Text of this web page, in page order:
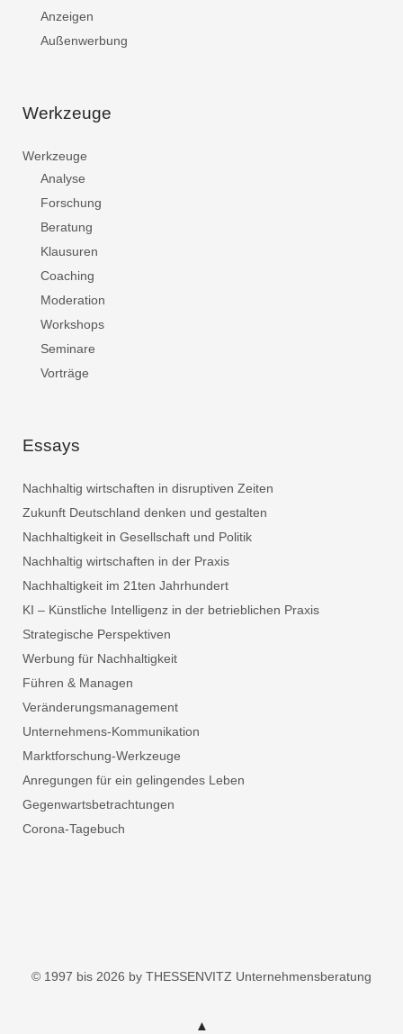
Anzeigen
Außenwerbung
Werkzeuge
Werkzeuge
Analyse
Forschung
Beratung
Klausuren
Coaching
Moderation
Workshops
Seminare
Vorträge
Essays
Nachhaltig wirtschaften in disruptiven Zeiten
Zukunft Deutschland denken und gestalten
Nachhaltigkeit in Gesellschaft und Politik
Nachhaltig wirtschaften in der Praxis
Nachhaltigkeit im 21ten Jahrhundert
KI – Künstliche Intelligenz in der betrieblichen Praxis
Strategische Perspektiven
Werbung für Nachhaltigkeit
Führen & Managen
Veränderungsmanagement
Unternehmens-Kommunikation
Marktforschung-Werkzeuge
Anregungen für ein gelingendes Leben
Gegenwartsbetrachtungen
Corona-Tagebuch
© 1997 bis 2026 by THESSENVITZ Unternehmensberatung